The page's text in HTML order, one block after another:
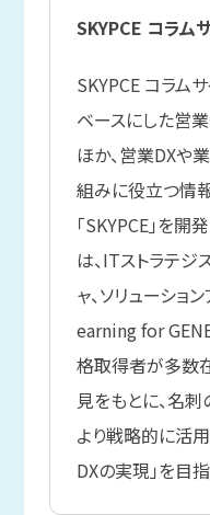
SKYPCE コラム
SKYPCE コラム
ベースにした営
ほか、営業DXや
組みに役立つ情
「SKYPCE」を開
は、ITストラテジ
ャ、ソリューショ
earning for
格取得者が多数
見をもとに、名
より戦略的に活
DXの実現」を目